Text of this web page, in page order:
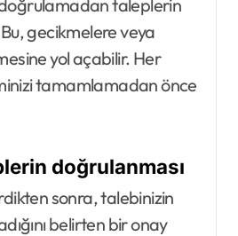
taleplerin
gecikmelere veya
yol açabilir. Her
tamamlamadan önce
doğrulanması
sonra, talebinizin
belirten bir onay